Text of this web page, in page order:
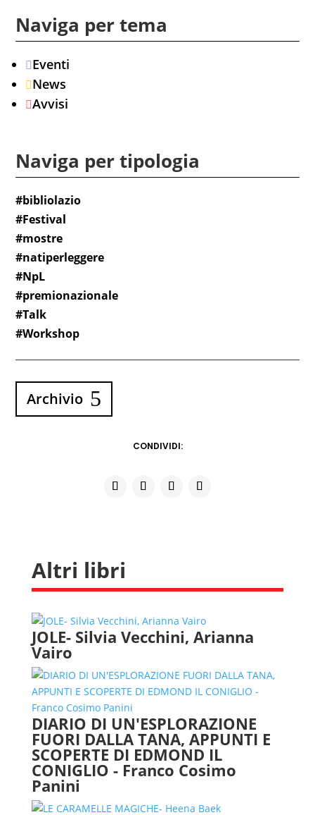
Naviga per tema
 Eventi
News
Avvisi
Naviga per tipologia
#bibliolazio
#Festival
#mostre
#natiperleggere
#NpL
#premionazionale
#Talk
#Workshop
Archivio
CONDIVIDI:
Altri libri
JOLE- Silvia Vecchini, Arianna
Vairo
DIARIO DI UN'ESPLORAZIONE
FUORI DALLA TANA, APPUNTI E
SCOPERTE DI EDMOND IL
CONIGLIO - Franco Cosimo
Panini